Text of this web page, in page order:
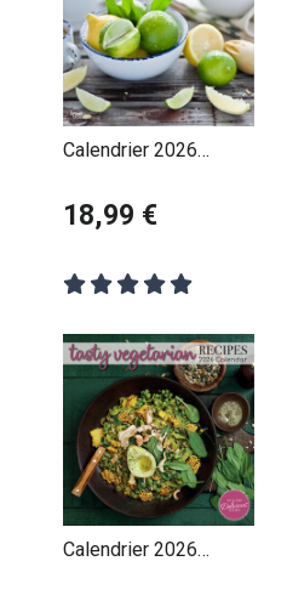
Calendrier 2026
Gourmande
18,99 €
Calendrier 2026